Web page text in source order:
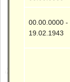
00.00.0000 -
19.02.1943